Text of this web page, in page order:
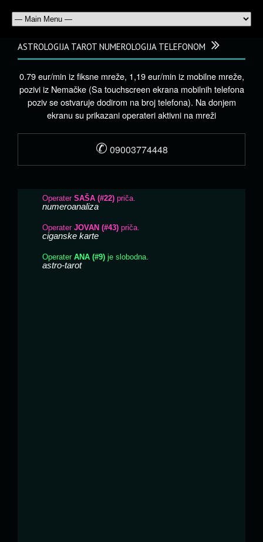
ASTROLOGIJA TAROT NUMEROLOGIJA TELEFONOM
0.79 eur/min iz fiksne mreže, 1,19 eur/min iz mobilne mreže,
pozivi iz Nemačke (Sa touchscreen ekrana mobilnih telefona
poziv se ostvaruje dodirom na broj telefona). Na donjem
ekranu su prikazani operateri aktivni na mreži
✆ 09003774448